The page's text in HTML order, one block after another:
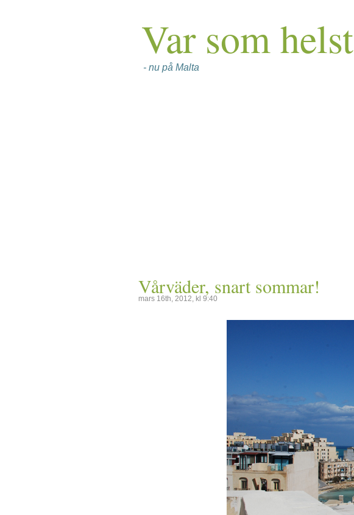
Var som helst
- nu på Malta
Vårväder, snart sommar!
mars 16th, 2012, kl 9:40